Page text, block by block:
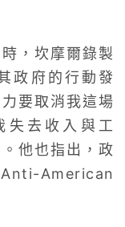
，坎摩爾錄製
政府的行動發
要取消我這場
失去收入與工
他也指出，政
American